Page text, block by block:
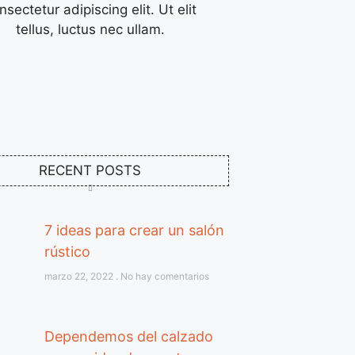
adipiscing elit. Ut elit
tellus, luctus nec ullam.
RECENT POSTS
7 ideas para crear un salón
rústico
marzo 22, 2022 No hay comentarios
Dependemos del calzado